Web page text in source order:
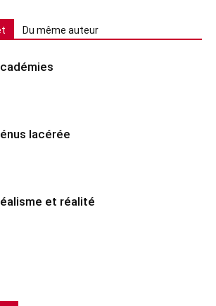
Du même auteur
lacérée
et réalité